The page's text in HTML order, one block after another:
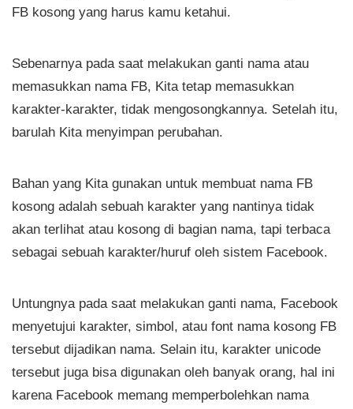
FB kosong yang harus kamu ketahui.
Sebenarnya pada saat melakukan ganti nama atau
memasukkan nama FB, Kita tetap memasukkan
karakter-karakter, tidak mengosongkannya. Setelah itu,
barulah Kita menyimpan perubahan.
Bahan yang Kita gunakan untuk membuat nama FB
kosong adalah sebuah karakter yang nantinya tidak
akan terlihat atau kosong di bagian nama, tapi terbaca
sebagai sebuah karakter/huruf oleh sistem Facebook.
Untungnya pada saat melakukan ganti nama, Facebook
menyetujui karakter, simbol, atau font nama kosong FB
tersebut dijadikan nama. Selain itu, karakter unicode
tersebut juga bisa digunakan oleh banyak orang, hal ini
karena Facebook memang memperbolehkan nama